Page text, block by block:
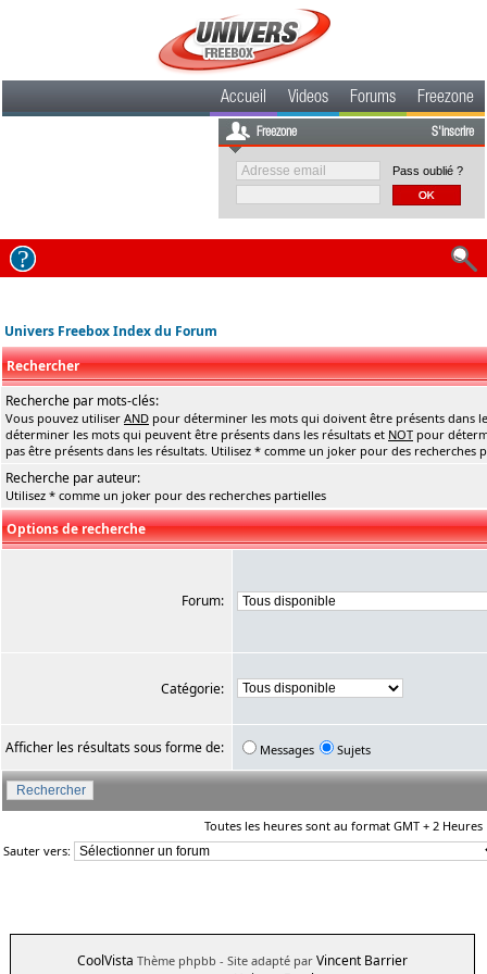
Accueil Videos Forums Freezone
Freezone S'inscrire
Pass oublié ?
Univers Freebox Index du Forum
Rechercher
Recherche par mots-clés:
Vous pouvez utiliser AND pour déterminer les mots qui doivent être présents dans
déterminer les mots qui peuvent être présents dans les résultats et NOT pour
pas être présents dans les résultats. Utilisez * comme un joker pour des recherches
Recherche par auteur:
Utilisez * comme un joker pour des recherches partielles
Options de recherche
Forum:
Catégorie:
Afficher les résultats sous forme de: Messages Sujets
Toutes les heures sont au format GMT + 2 Heures
Sauter vers:
CoolVista Thème phpbb - Site adapté par Vincent Barrier